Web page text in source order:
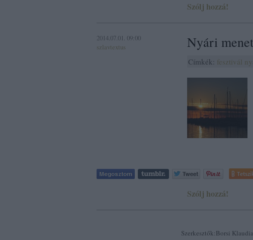
Szólj hozzá!
2014.07.01. 09:00
szlavtextus
Nyári
Címkék: fesztivál
Szólj hozzá!
Szerkesztők:Borsi